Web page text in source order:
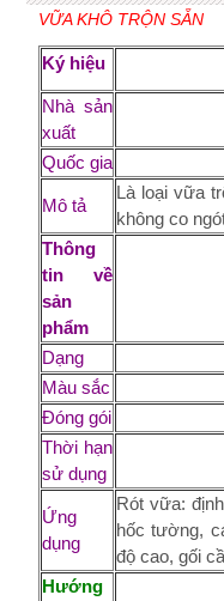
VỮA KHÔ TRỘN SẴN
Ký hiệu
Nhà sản
xuất
Quốc gia
Mô tả
Là loại vữa
không co
Thông
tin về
sản
phẩm
Dạng
Màu sắc
Đóng gói
Thời hạn
sử dụng
Ứng
dụng
Rót vữa:
hốc tường,
độ cao, gối
Hướng